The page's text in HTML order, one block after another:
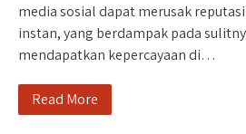
media sosial dapat merusak
instan, yang berdampak pada
mendapatkan kepercayaan di…
Read More